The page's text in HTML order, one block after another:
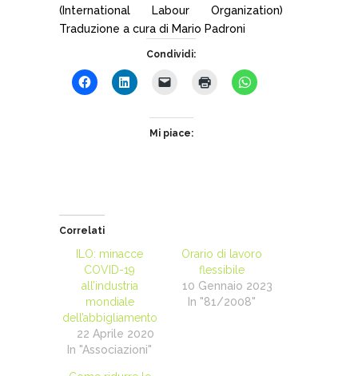
(International Labour Organization)
Traduzione a cura di Mario Padroni
Condividi:
Mi piace:
Correlati
ILO: minacce
COVID-19
all’industria
mondiale
dell’abbigliamento
22 Aprile 2020
In "Associazioni"
Orario di lavoro
flessibile
10 Gennaio 2023
In "81/2008"